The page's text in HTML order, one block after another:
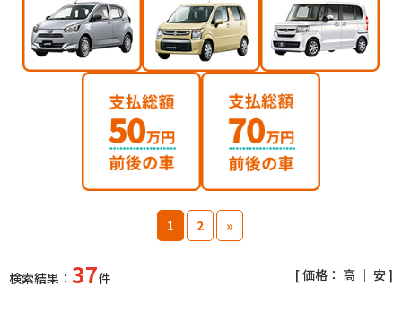
1 2 »
検索結果： 37件 [ 価格： 高 ｜ 安]